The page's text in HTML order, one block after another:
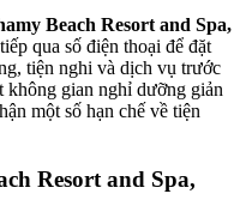
Beach Resort and Spa,
qua số điện thoại để đặt
tiện nghi và dịch vụ trước
gian nghỉ dưỡng giản
một số hạn chế về tiện
Resort and Spa,